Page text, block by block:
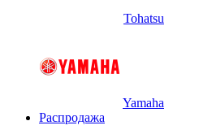
Tohatsu
Yamaha
Распродажа